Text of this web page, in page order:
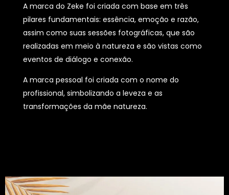
A marca do Zeke foi criada com base em três
pilares fundamentais: essência, emoção e razão,
assim como suas sessões fotográficas, que são
realizadas em meio à natureza e são vistas como
eventos de diálogo e conexão.
A marca pessoal foi criada com o nome do
profissional, simbolizando a leveza e as
transformações da mãe natureza.